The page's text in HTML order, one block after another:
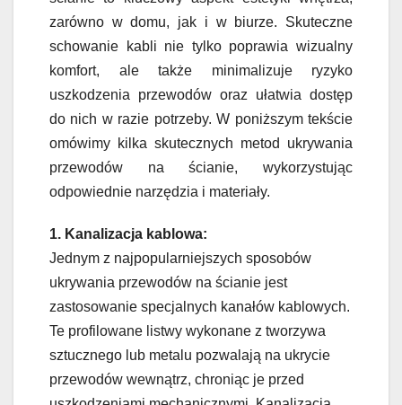
zarówno w domu, jak i w biurze. Skuteczne
schowanie kabli nie tylko poprawia wizualny
komfort, ale także minimalizuje ryzyko
uszkodzenia przewodów oraz ułatwia dostęp
do nich w razie potrzeby. W poniższym tekście
omówimy kilka skutecznych metod ukrywania
przewodów na ścianie, wykorzystując
odpowiednie narzędzia i materiały.
1. Kanalizacja kablowa:
Jednym z najpopularniejszych sposobów
ukrywania przewodów na ścianie jest
zastosowanie specjalnych kanałów kablowych.
Te profilowane listwy wykonane z tworzywa
sztucznego lub metalu pozwalają na ukrycie
przewodów wewnątrz, chroniąc je przed